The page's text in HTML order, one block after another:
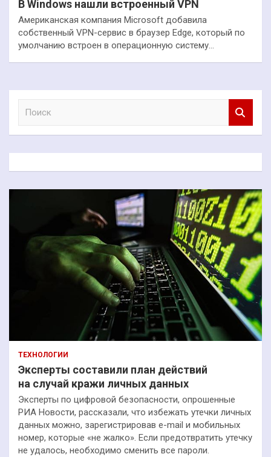
В Windows нашли встроенный VPN
Американская компания Microsoft добавила
собственный VPN-сервис в браузер Edge, который по
умолчанию встроен в операционную систему…
к
ТЕХНОЛОГИИ
Эксперты составили план действий
на случай кражи личных данных
Эксперты по цифровой безопасности, опрошенные
РИА Новости, рассказали, что избежать утечки личных
данных можно, зарегистрировав e-mail и мобильных
номер, которые «не жалко». Если предотвратить утечку
не удалось, необходимо сменить все пароли.